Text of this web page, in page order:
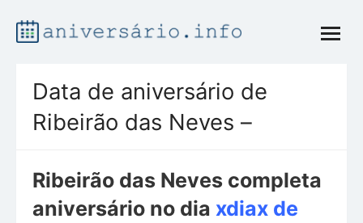
to
open
Data de aniversário de
Ribeirão das Neves –
Ribeirão das Neves completa
aniversário no dia xdiax de